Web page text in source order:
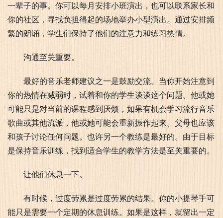
一辈子的事。你可以每月安排小班演出，也可以联系家长和
你的社区，寻找负担得起的场地举办小型演出。通过安排频
繁的朗诵，学生们保持了他们的注意力和练习热情。
沟通至关重要。
最好的音乐老师建议之一是鼓励交流。当你开始注意到
你的热情在减弱时，试着和你的学生谈谈这个问题。他或她
可能只是对当前的课程感到厌烦，如果有机会学习流行音乐
歌曲或其他流派，他或她可能会重新振作起来。父母也应该
和孩子讨论任何问题。也许另一个教练是最好的。由于目标
是保持音乐训练，找到适合学生的教学方法是至关重要的。
让他们休息一下。
有时候，过度劳累是过度劳累的结果。你的小提琴手可
能只是需要一个定期的休息训练。如果是这样，就留出一定